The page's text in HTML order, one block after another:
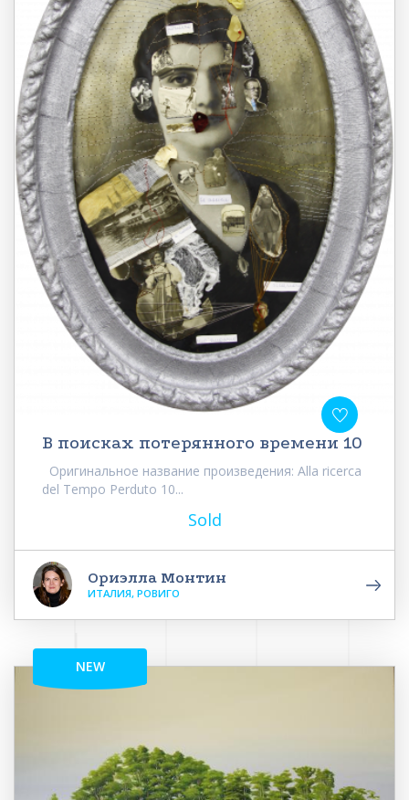
В поисках потерянного времени 10
Оригинальное название произведения: Alla ricerca
del Tempo Perduto 10...
Sold
Ориэлла Монтин
ИТАЛИЯ, РОВИГО
NEW